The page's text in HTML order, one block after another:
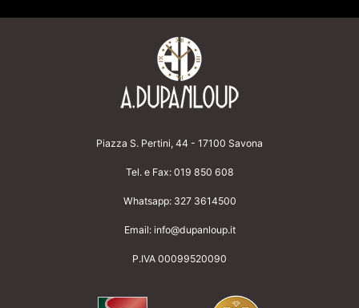
Piazza S. Pertini, 44 - 17100 Savona
Tel. e Fax: 019 850 608
Whatsapp: 327 3614500
Email: info@dupanloup.it
P.IVA 00099520090